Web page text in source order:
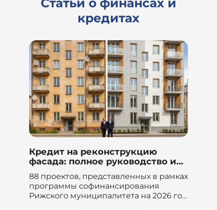
Статьи о финансах и
кредитах
и
в рамках
2026 год
Автокредит для юридических
лиц в 2026 году: полное
Знаете ли вы, что неправильный
выбор способа финансирования для
расширения автопарка компании